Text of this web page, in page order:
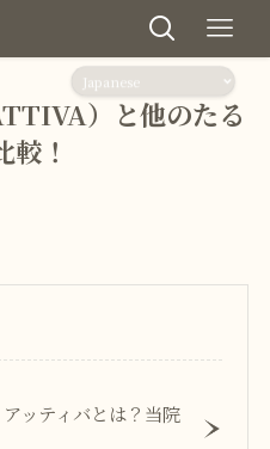
）と他のたる
！
ッティバとは？当院